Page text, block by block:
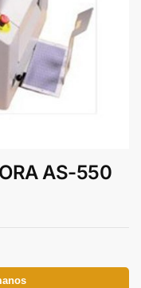
AS-550